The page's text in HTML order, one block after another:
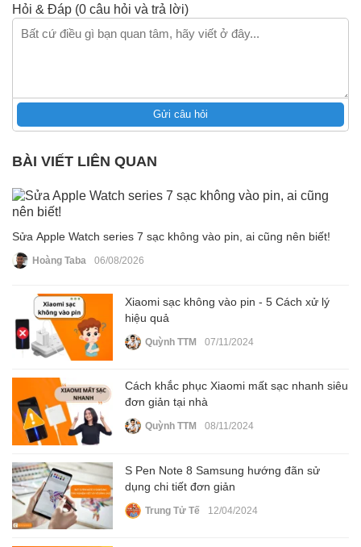
Hỏi & Đáp (0 câu hỏi và trả lời)
Gửi câu hỏi
BÀI VIẾT LIÊN QUAN
Sửa Apple Watch series 7 sạc không vào pin, ai cũng nên biết!
Hoàng Taba 06/08/2026
Xiaomi sạc không vào pin - 5 Cách xử lý
hiệu quả
Quỳnh TTM 07/11/2024
Cách khắc phục Xiaomi mất sạc nhanh siêu
đơn giản tại nhà
Quỳnh TTM 08/11/2024
S Pen Note 8 Samsung hướng đãn sử
dụng chi tiết đơn giản
Trung Tử Tế 12/04/2024